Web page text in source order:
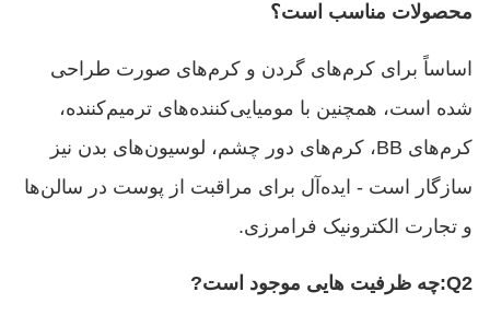
محصولات مناسب است؟
اساساً برای کرم‌های گردن و کرم‌های صورت طراحی
شده است، همچنین با مومیایی‌کننده‌های ترمیم‌کننده،
کرم‌های BB، کرم‌های دور چشم، لوسیون‌های بدن نیز
سازگار است - ایده‌آل برای مراقبت از پوست در سالن‌ها
و تجارت الکترونیک فرامرزی.
Q2
:چه ظرفیت هایی موجود است?